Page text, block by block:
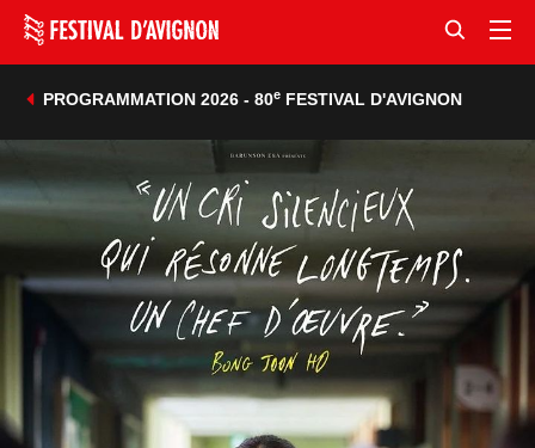
PROGRAMMATION 2026 - 80eFESTIVAL D'AVIGNON